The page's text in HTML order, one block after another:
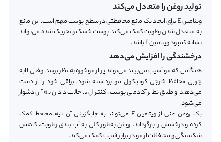
تولید روغن را متعادل می‌کند
ویتامین E برای ایجاد یک مانع محافظتی در سطح پوست مهم است. این مانع
به متعادل شدن رطوبت کمک می‌کند. پوست خشک و تحریک شده می‌تواند
نشانه کمبود ویتامین E باشد.
درخشندگی را افزایش می‌دهد
هنگامی که مو آسیب می‌بیند می‌تواند پر از موخوره به نظر برسد. وقتی لایه
چربی محافظ خارجی کوتیکول مو برداشته شود، براقی خود را از دست
می‌دهد و طبق نظر آکادمی پوست، کنترل یا حالت دادن به آن دشوار
می‌شود.
یک روغن غنی از ویتامین E می‌تواند به جایگزینی آن لایه محافظ کمک
کرده و درخشش را بازگرداند. روغن به‌طور کلی به آب‌ بندی رطوبت، کاهش
شکستگی و محافظت از مو در برابر آسیب کمک می‌کند.